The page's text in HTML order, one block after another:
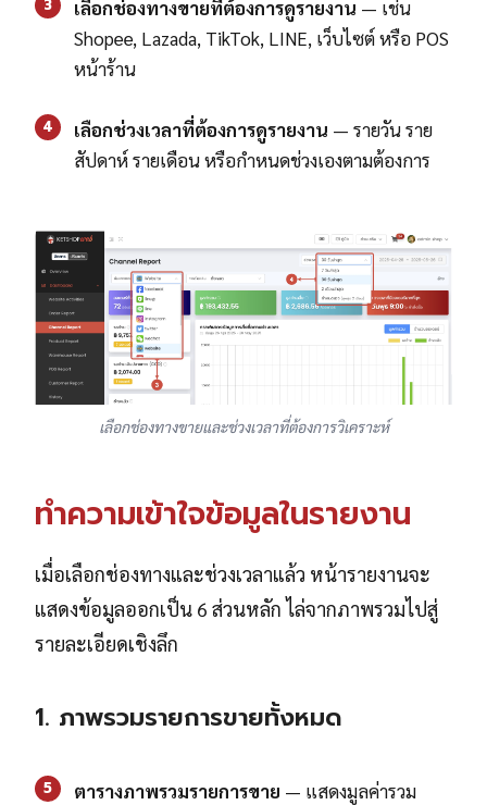
3 เลือกช่องทางขายที่ต้องการดูรายงาน — เช่น
Shopee, Lazada, TikTok, LINE, เว็บไซต์ หรือ POS
หน้าร้าน
4 เลือกช่วงเวลาที่ต้องการดูรายงาน — รายวัน ราย
สัปดาห์ รายเดือน หรือกำหนดช่วงเองตามต้องการ
เลือกช่องทางขายและช่วงเวลาที่ต้องการวิเคราะห์
ทำความเข้าใจข้อมูลในรายงาน
เมื่อเลือกช่องทางและช่วงเวลาแล้ว หน้ารายงานจะ
แสดงข้อมูลออกเป็น 6 ส่วนหลัก ไล่จากภาพรวมไปสู่
รายละเอียดเชิงลึก
1. ภาพรวมรายการขายทั้งหมด
5 ตารางภาพรวมรายการขาย — แสดงมูลค่ารวม